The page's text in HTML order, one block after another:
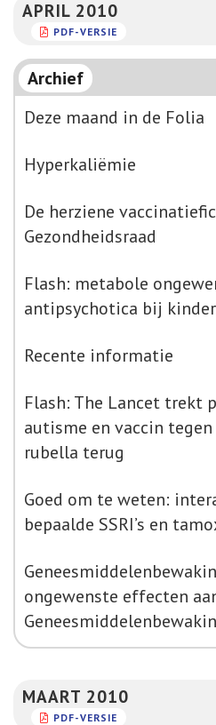
APRIL 2010
PDF-VERSIE
Archief
Deze maand in de Folia
Hyperkaliëmie
De herziene
Gezondheidsraad
Flash: metabole
antipsychotica bij
Recente informatie
Flash: The Lancet trekt
autisme en vaccin
rubella terug
Goed om te weten:
bepaalde SSRI’s en
ongewenste effecten
MAART 2010
PDF-VERSIE